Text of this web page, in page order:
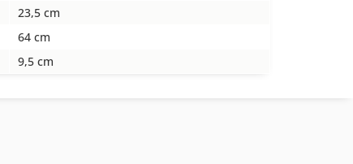
23,5 cm
64 cm
9,5 cm